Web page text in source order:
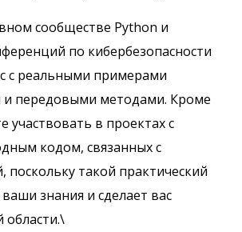
сообществе Python и
по кибербезопасности
с реальными примерами
и передовыми методами. Кроме
участвовать в проектах с
кодом, связанных с
поскольку такой практический
знания и сделает вас
области.\